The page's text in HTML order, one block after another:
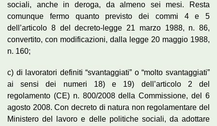
sociali, anche in deroga, da almeno sei mesi. Resta
comunque fermo quanto previsto dei commi 4 e 5
dell’articolo 8 del decreto-legge 21 marzo 1988, n. 86,
convertito, con modificazioni, dalla legge 20 maggio 1988,
n. 160;
c) di lavoratori definiti “svantaggiati” o “molto svantaggiati”
ai sensi dei numeri 18) e 19) dell’articolo 2 del
regolamento (CE) n. 800/2008 della Commissione, del 6
agosto 2008. Con decreto di natura non regolamentare del
Ministero del lavoro e delle politiche sociali, da adottare